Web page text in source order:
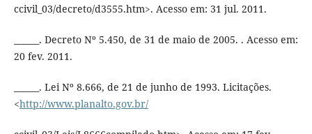
ccivil_03/decreto/d3555.htm>. Acesso em: 31 jul. 2011.
______. Decreto Nº 5.450, de 31 de maio de 2005. . Acesso em:
20 fev. 2011.
______. Lei Nº 8.666, de 21 de junho de 1993. Licitações.
<http://www.planalto.gov.br/